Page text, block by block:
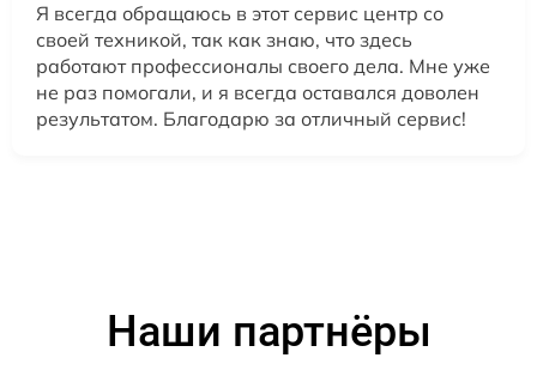
Я всегда обращаюсь в этот сервис центр со
своей техникой, так как знаю, что здесь
работают профессионалы своего дела. Мне уже
не раз помогали, и я всегда оставался доволен
результатом. Благодарю за отличный сервис!
Наши партнёры